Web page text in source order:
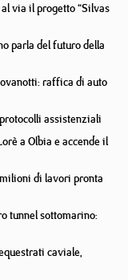
via il progetto “Silvas
parla del futuro della
raffica di auto
assistenziali
a Olbia e accende il
di lavori pronta
tunnel sottomarino:
caviale,